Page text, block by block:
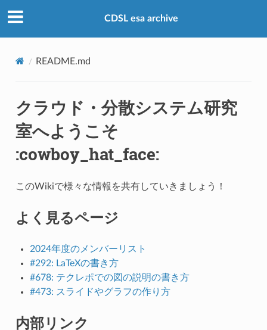
CDSL esa archive
README.md
クラウド・分散システム研究
室へようこそ
:cowboy_hat_face:
このWikiで様々な情報を共有していきましょう！
よく見るページ
2024年度のメンバーリスト
#292: LaTeXの書き方
#678: テクレポでの図の説明の書き方
#473: スライドやグラフの作り方
内部リンク